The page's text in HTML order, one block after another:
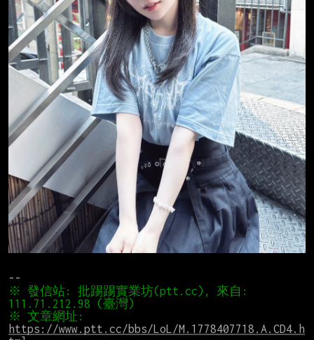
※ 發信站: 批踢踢實業坊(ptt.cc), 來自:
https://www.ptt.cc/bbs/LoL/M.1778407718.A.CD4.h